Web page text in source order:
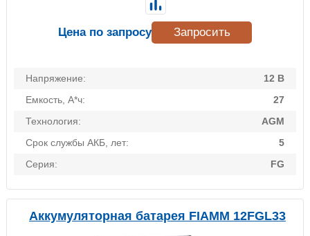
Напряжение:
12 В
Емкость, А*ч:
27
Технология:
AGM
Срок службы АКБ, лет:
5
Серия:
FG
Цена по запросу Запросить
Аккумуляторная батарея FIAMM 12FGL33